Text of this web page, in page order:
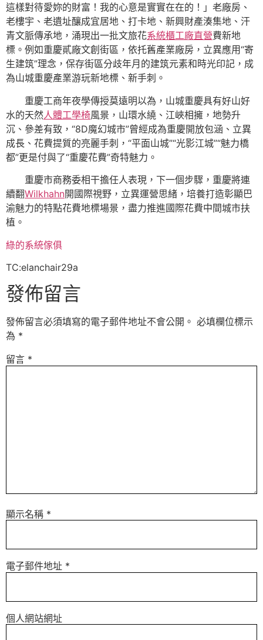
這樣對待愛妳的財富！我的心意是實實在在的！」老廠房、
老樓宇、老遺址釀成宜居地、打卡地、新興財產湊集地、汗
青文脈傳承地，涌現出一批文旅花系統櫃工廠直營費新地
標。例如重慶貳廠文創街區，依托舊產業廠房，立異應用“寄
生建筑”理念，保存街區分歧年月的建筑元素和時光印記，成
為山城重慶產業游玩新地標、新手刺。
重慶工商年夜學傳授莫遠明以為，山城重慶具有好山好
水的天然人體工學椅風景，山環水繞、江峽相擁，地勢升
沉、參差有致，“8D魔幻城市”曾經成為重慶開放包涵、立異
成長、花費提質的亮麗手刺，“平面山城”“光影江城”“魅力橋
都”更是付與了“重慶花費”奇特魅力。
重慶市商務委相干擔任人表現，下一個步驟，重慶將連
續翻Wilkhahn開國際視野，立異運營思緒，培養打造彰顯巴
渝魅力的特點花費地標場景，盡力推進國際花費中間城市扶
植。
綠的系統傢俱
TC:elanchair29a
發佈留言
發佈留言必須填寫的電子郵件地址不會公開。 必填欄位標示
為 *
留言 *
顯示名稱 *
電子郵件地址 *
個人網站網址